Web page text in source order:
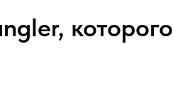
которого